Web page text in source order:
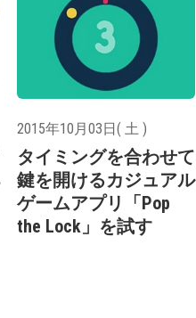
2015年10月03日( 土 )
タイミングを合わせて
鍵を開けるカジュアル
ゲームアプリ「Pop
the Lock」を試す